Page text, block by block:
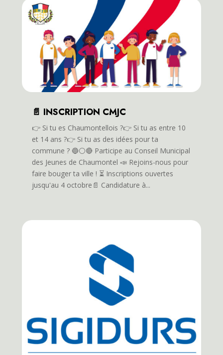
📄 INSCRIPTION CMJC
👉️ Si tu es Chaumontellois ?👉️ Si tu as entre 10
et 14 ans ?👉️ Si tu as des idées pour ta
commune ? 🔵⚪️🔴 Participe au Conseil Municipal
des Jeunes de Chaumontel 📣 Rejoins-nous pour
faire bouger ta ville ! ⏳️ Inscriptions ouvertes
jusqu'au 4 octobre📄 Candidature à...